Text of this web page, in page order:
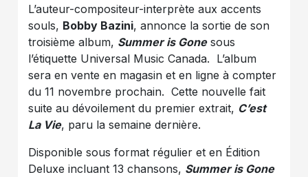
L’auteur-compositeur-interprète aux accents
souls, Bobby Bazini, annonce la sortie de son
troisième album, Summer is Gonesous
l’étiquette Universal Music Canada. L’album
sera en vente en magasin et en ligne à compter
du 11 novembre prochain. Cette nouvelle fait
suite au dévoilement du premier extrait, C’est
La Vie, paru la semaine dernière.
Disponible sous format régulier et en Édition
Deluxe incluant 13 chansons, Summer is Gone